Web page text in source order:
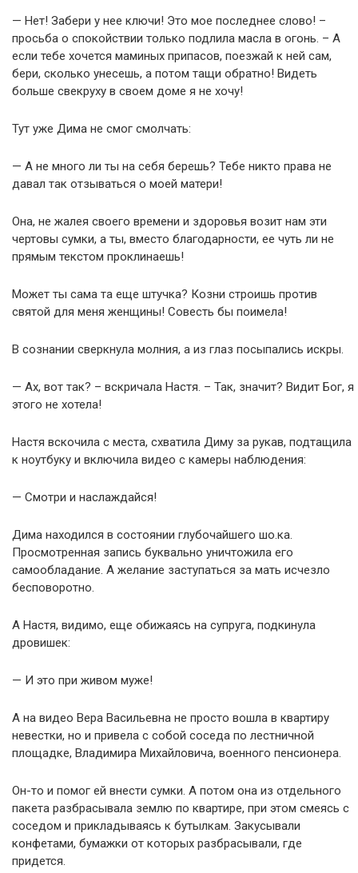
— Нет! Забери у нее ключи! Это мое последнее слово! –
просьба о спокойствии только подлила масла в огонь. – А
если тебе хочется маминых припасов, поезжай к ней сам,
бери, сколько унесешь, а потом тащи обратно! Видеть
больше свекруху в своем доме я не хочу!
Тут уже Дима не смог смолчать:
— А не много ли ты на себя берешь? Тебе никто права не
давал так отзываться о моей матери!
Она, не жалея своего времени и здоровья возит нам эти
чертовы сумки, а ты, вместо благодарности, ее чуть ли не
прямым текстом проклинаешь!
Может ты сама та еще штучка? Козни строишь против
святой для меня женщины! Совесть бы поимела!
В сознании сверкнула молния, а из глаз посыпались искры.
— Ах, вот так? – вскричала Настя. – Так, значит? Видит Бог, я
этого не хотела!
Настя вскочила с места, схватила Диму за рукав, подтащила
к ноутбуку и включила видео с камеры наблюдения:
— Смотри и наслаждайся!
Дима находился в состоянии глубочайшего шо.ка.
Просмотренная запись буквально уничтожила его
самообладание. А желание заступаться за мать исчезло
бесповоротно.
А Настя, видимо, еще обижаясь на супруга, подкинула
дровишек:
— И это при живом муже!
А на видео Вера Васильевна не просто вошла в квартиру
невестки, но и привела с собой соседа по лестничной
площадке, Владимира Михайловича, военного пенсионера.
Он-то и помог ей внести сумки. А потом она из отдельного
пакета разбрасывала землю по квартире, при этом смеясь с
соседом и прикладываясь к бутылкам. Закусывали
конфетами, бумажки от которых разбрасывали, где
придется.